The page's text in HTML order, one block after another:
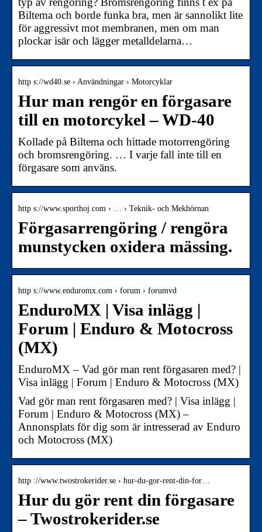
Biltema och borde funka bra, men är sannolikt lite
för aggressivt mot membranen, men om man
plockar isär och lägger metalldelarna…
http s://wd40.se › Användningar › Motorcyklar
Hur man rengör en förgasare
till en motorcykel – WD-40
Kollade på Biltema och hittade motorrengöring
och bromsrengöring. … I varje fall inte till en
förgasare som använs.
http s://www.sporthoj.com › … › Teknik- och Mekhörnan
Förgasarrengöring / rengöra
munstycken oxidera mässing.
http s://www.enduromx.com › forum › forumvd
EnduroMX | Visa inlägg |
Forum | Enduro & Motocross
(MX)
EnduroMX – Vad gör man rent förgasaren med? |
Visa inlägg | Forum | Enduro & Motocross (MX)
Vad gör man rent förgasaren med? | Visa inlägg |
Forum | Enduro & Motocross (MX) –
Annonsplats för dig som är intresserad av Enduro
och Motocross (MX)
http ://www.twostrokerider.se › hur-du-gor-rent-din-for…
Hur du gör rent din förgasare
– Twostrokerider.se